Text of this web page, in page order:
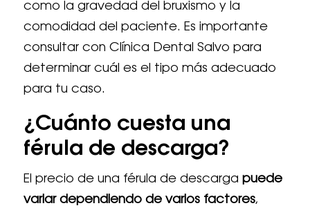
como la gravedad del bruxismo y la
comodidad del paciente. Es importante
consultar con Clínica Dental Salvo para
determinar cuál es el tipo más adecuado
para tu caso.
¿Cuánto cuesta una
férula de descarga?
El precio de una férula de descarga puede
variar dependiendo de varios factores,